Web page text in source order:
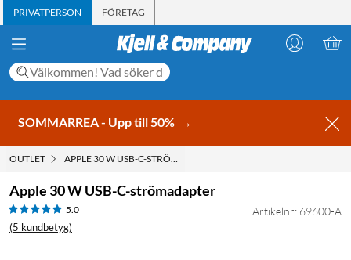
PRIVATPERSON FÖRETAG
SOMMARREA - Upp till 50% →
OUTLET APPLE 30 W USB-C-STRÖMADAPTER
Apple 30 W USB-C-strömadapter
5.0
(5 kundbetyg)
Artikelnr: 69600-A